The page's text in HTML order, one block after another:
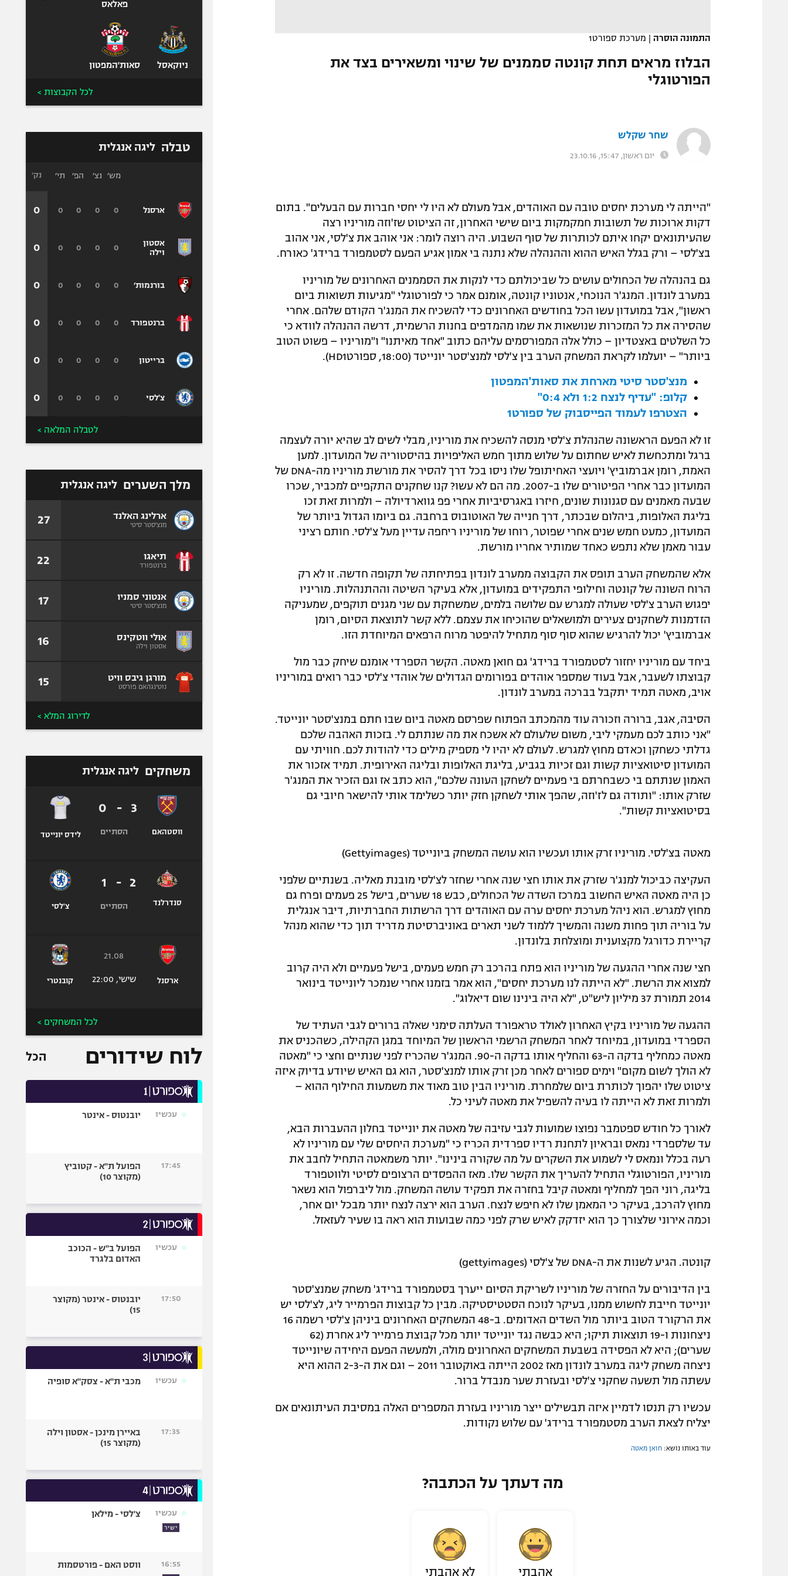
התמונה הוסרה | מערכת ספורט1
הבלוז מראים תחת קונטה סממנים של שינוי ומשאירים בצד את
הפורטוגלי
שחר שקלש
יום ראשון, 15:47, 23.10.16
"הייתה לי מערכת יחסים טובה עם האוהדים, אבל מעולם לא היו לי יחסי חברות עם הבעלים". בתום
דקות ארוכות של תשובות חמקמקות ביום שישי האחרון, זה הציטוט שז'וזה מוריניו רצה
שהעיתונאים יקחו איתם לכותרות של סוף השבוע. היה רוצה לומר: אני אוהב את צ'לסי, אני אהוב
בצ'לסי – ורק בגלל האיש ההוא וההנהלה שלא נתנה בי אמון אגיע הפעם לסטמפורד ברידג' כאורח.
גם בהנהלה של הכחולים עושים כל שביכולתם כדי לנקות את הסממנים האחרונים של מוריניו
במערב לונדון. המנג'ר הנוכחי, אנטוניו קונטה, אומנם אמר כי לפורטוגלי "מגיעות תשואות ביום
ראשון", אבל במועדון עשו הכל בחודשים האחרונים כדי להשכיח את המנג'ר הקודם שלהם. אחרי
שהסירה את כל המזכרות שנושאות את שמו מהמדפים בחנות הרשמית, דרשה ההנהלה לוודא כי
כל השלטים באצטדיון – כולל אלה המפורסמים עליהם כתוב "אחד מאיתנו" ו"מוריניו – פשוט הטוב
ביותר" – יועלמו לקראת המשחק הערב בין צ'לסי למנצ'סטר יונייטד (18:00, ספורטHD1).
מנצ'סטר סיטי מארחת את סאות'המפטון
קלופ: "עדיף לנצח 1:2 ולא 0:4"
הצטרפו לעמוד הפייסבוק של ספורט1
זו לא הפעם הראשונה שהנהלת צ'לסי מנסה להשכיח את מוריניו, מבלי לשים לב שהיא יורה לעצמה
ברגל ומתכחשת לאיש שחתום על שלוש מתוך חמש האליפויות בהיסטוריה של המועדון. למען
האמת, רומן אברמוביץ' ויועצי האחיתופל שלו ניסו בכל דרך להסיר את מורשת מוריניו מה-DNA של
המועדון כבר אחרי הפיטורים שלו ב-2007. מה הם לא עשו? קנו שחקנים התקפיים למכביר, שכרו
שבעה מאמנים עם סגנונות שונים, חיזרו באגרסיביות אחרי פפ גווארדיולה – ולמרות זאת זכו
בליגת האלופות, ביהלום שבכתר, דרך חנייה של האוטובוס ברחבה. גם ביומו הגדול ביותר של
המועדון, כמעט חמש שנים אחרי שפוטר, רוחו של מוריניו ריחפה עדיין מעל צ'לסי. חותם רציני
עבור מאמן שלא נתפש כאחד שמותיר אחריו מורשת.
אלא שהמשחק הערב תופס את הקבוצה ממערב לונדון בפתיחתה של תקופה חדשה. זו לא רק
הרוח השונה של קונטה וחילופי התפקידים במועדון, אלא בעיקר השיטה וההתנהלות. מוריניו
יפגוש הערב צ'לסי שעולה למגרש עם שלושה בלמים, שמשחקת עם שני מגנים תוקפים, שמעניקה
הזדמנות לשחקנים צעירים ולמושאלים שהוכיחו את עצמם. ללא קשר לתוצאת הסיום, רומן
אברמוביץ' יכול להרגיש שהוא סוף סוף מתחיל להיפטר מרוח הרפאים המיוחדת הזו.
ביחד עם מוריניו יחזור לסטמפורד ברידג' גם חואן מאטה. הקשר הספרדי אומנם שיחק כבר מול
קבוצתו לשעבר, אבל בעוד שמספר אוהדים בפורומים הגדולים של אוהדי צ'לסי כבר רואים במוריניו
אויב, מאטה תמיד יתקבל בברכה במערב לונדון.
הסיבה, אגב, ברורה וזכורה עוד מהמכתב הפתוח שפרסם מאטה ביום שבו חתם במנצ'סטר יונייטד.
"אני כותב לכם מעמקי ליבי, משום שלעולם לא אשכח את מה שנתתם לי. בזכות האהבה שלכם
גדלתי כשחקן וכאדם מחוץ למגרש. לעולם לא יהיו לי מספיק מילים כדי להודות לכם. חוויתי עם
המועדון סיטואציות קשות וגם זכיות בגביע, בליגת האלופות ובליגה האירופית. תמיד אזכור את
האמון שנתתם בי כשבחרתם בי פעמיים לשחקן העונה שלכם", הוא כתב אז וגם הזכיר את המנג'ר
שזרק אותו: "ותודה גם לז'וזה, שהפך אותי לשחקן חזק יותר כשלימד אותי להישאר חיובי גם
בסיטואציות קשות".
מאטה בצ'לסי. מוריניו זרק אותו ועכשיו הוא עושה המשחק ביונייטד (Gettyimages)
העקיצה כביכול למנג'ר שזרק את אותו חצי שנה אחרי שחזר לצ'לסי מובנת מאליה. בשנתיים שלפני
כן היה מאטה האיש החשוב במרכז השדה של הכחולים, כבש 18 שערים, בישל 25 פעמים ופרח גם
מחוץ למגרש. הוא ניהל מערכת יחסים ערה עם האוהדים דרך הרשתות החברתיות, דיבר אנגלית
על בוריה תוך פחות משנה והמשיך ללמוד לשני תארים באוניברסיטת מדריד תוך כדי שהוא מנהל
קריירת כדורגל מקצוענית ומוצלחת בלונדון.
חצי שנה אחרי ההגעה של מוריניו הוא פתח בהרכב רק חמש פעמים, בישל פעמיים ולא היה קרוב
למצוא את הרשת. "לא הייתה לנו מערכת יחסים", הוא אמר בזמנו אחרי שנמכר ליונייטד בינואר
2014 תמורת 37 מיליון ליש"ט, "לא היה בינינו שום דיאלוג".
ההגעה של מוריניו בקיץ האחרון לאולד טראפורד העלתה סימני שאלה ברורים לגבי העתיד של
הספרדי במועדון, במיוחד לאחר המשחק הרשמי הראשון של המיוחד במגן הקהילה, כשהכניס את
מאטה כמחליף בדקה ה-63 והחליף אותו בדקה ה-90. המנג'ר שהכריז לפני שנתיים וחצי כי "מאטה
לא הולך לשום מקום" וימים ספורים לאחר מכן זרק אותו למנצ'סטר, הוא גם האיש שיודע בדיוק איזה
ציטוט שלו יהפוך לכותרת ביום שלמחרת. מוריניו הבין טוב מאוד את משמעות החילוף ההוא –
ולמרות זאת לא הייתה לו בעיה להשפיל את מאטה לעיני כל.
לאורך כל חודש ספטמבר נפוצו שמועות לגבי עזיבה של מאטה את יונייטד בחלון ההעברות הבא,
עד שלספרדי נמאס ובראיון לתחנת רדיו ספרדית הכריז כי "מערכת היחסים שלי עם מוריניו לא
רעה בכלל ונמאס לי לשמוע את השקרים על מה שקורה בינינו". יותר משמאטה התחיל לחבב את
מוריניו, הפורטוגלי התחיל להעריך את הקשר שלו. מאז ההפסדים הרצופים לסיטי ולווטפורד
בליגה, רוני הפך למחליף ומאטה קיבל בחזרה את תפקיד עושה המשחק. מול ליברפול הוא נשאר
מחוץ להרכב, בעיקר כי המאמן שלו לא חיפש לנצח. הערב הוא ירצה לנצח יותר מבכל יום אחר,
וכמה אירוני שלצורך כך הוא יזדקק לאיש שרק לפני כמה שבועות הוא ראה בו שעיר לעזאזל.
קונטה. הגיע לשנות את ה-DNA של צ'לסי (gettyimages)
בין הדיבורים על החזרה של מוריניו לשריקת הסיום ייערך בסטמפורד ברידג' משחק שמנצ'סטר
יונייטד חייבת לחשוש ממנו, בעיקר לנוכח הסטטיסטיקה. מבין כל קבוצות הפרמייר ליג, לצ'לסי יש
את הרקורד הטוב ביותר מול השדים האדומים. ב-48 המשחקים האחרונים ביניהן צ'לסי רשמה 16
ניצחונות ו-19 תוצאות תיקו; היא כבשה נגד יונייטד יותר מכל קבוצת פרמייר ליג אחרת (62
שערים); היא לא הפסידה בשבעת המשחקים האחרונים מולה, ולמעשה הפעם היחידה שיונייטד
ניצחה משחק ליגה במערב לונדון מאז 2002 הייתה באוקטובר 2011 – וגם את ה-2-3 ההוא היא
עשתה מול תשעה שחקני צ'לסי ובעזרת שער מנבדל ברור.
עכשיו רק תנסו לדמיין איזה תבשילים ייצר מוריניו בעזרת המספרים האלה במסיבת העיתונאים אם
יצליח לצאת הערב מסטמפורד ברידג' עם שלוש נקודות.
עוד באותו נושא: חואן מאטה
מה דעתך על הכתבה?
אהבתי לא אהבתי
פאלאס
ניוקאסל סאות'המפטון
לכל הקבוצות >
טבלה ליגה אנגלית
ארסנל
אסטון
וילה
בורנמות׳
ברנטפורד
ברייטון
צ'לסי
מש׳ נצ׳ הפ׳ תי׳
0
0
0
0
0
0
0
0
0
0
0
0
0
0
0
0
0
0
0
0
0
0
0
0
נק׳
0
0
0
0
0
0
לטבלה המלאה >
מלך השערים ליגה אנגלית
ארלינג האלנד
מנצ'סטר סיטי 27
תיאגו
ברנטפורד 22
אנטוני סמניו
מנצ'סטר סיטי 17
אולי ווטקינס
אסטון וילה 16
מורגן גיבס וויט
נוטינגהאם פורסט 15
לדירוג המלא >
משחקים ליגה אנגלית
ווסטהאם
3
-
0
הסתיים לידס יונייטד
סנדרלנד
2
-
1
הסתיים צ'לסי
ארסנל
21.08
שישי, 22:00 קובנטרי
לכל המשחקים >
לוח שידורים הכל
עכשיו יובנטוס - אינטר
17:45
הפועל ת"א - קטוביץ
(מקוצר 10)
עכשיו
הפועל ב"ש - הכוכב
האדום בלגרד
17:50
יובנטוס - אינטר (מקוצר
15)
עכשיו מכבי ת"א - צסק"א סופיה
17:35
באיירן מינכן - אסטון וילה
(מקוצר 15)
עכשיו
ישיר
צ'לסי - מילאן
16:55 ווסט האם - פורטסמות